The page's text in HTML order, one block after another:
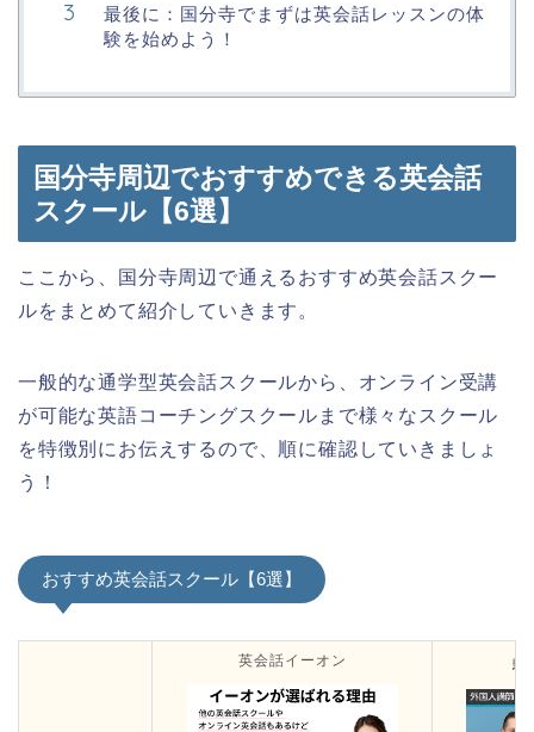
最後に：国分寺でまずは英会話レッスンの体
験を始めよう！
国分寺周辺でおすすめできる英会話
スクール【6選】
ここから、国分寺周辺で通えるおすすめ英会話スクー
ルをまとめて紹介していきます。
一般的な通学型英会話スクールから、オンライン受講
が可能な英語コーチングスクールまで様々なスクール
を特徴別にお伝えするので、順に確認していきましょ
う！
おすすめ英会話スクール【6選】
英会話イーオン 駅